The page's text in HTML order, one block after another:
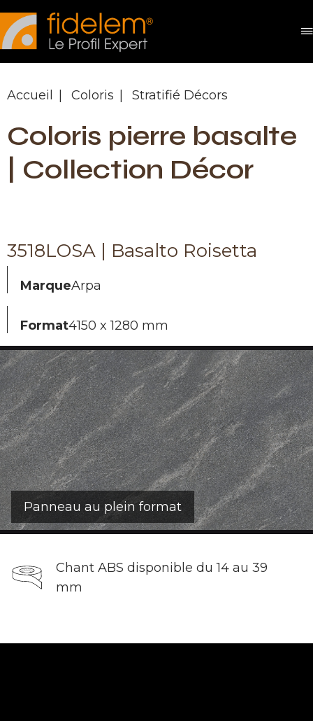
Panneau de gestion des cookies
Accueil Coloris Stratifié Décors
Coloris pierre basalte
| Collection Décor
3518LOSA | Basalto Roisetta
MarqueArpa
Format4150 x 1280 mm
Panneau au plein format
Chant ABS disponible du 14 au 39
mm